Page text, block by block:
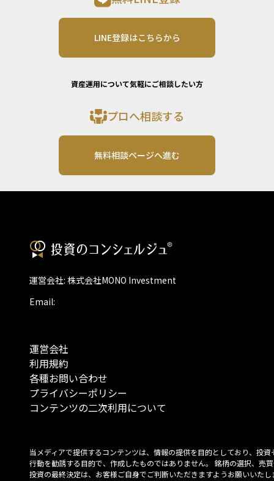
LINE登録はこちらから
資産運用について気軽にご相談したい方
プロへ相談する
無料相談ページへ進む
運営会社: 株式会社MONO Investment
Email:
運営会社
利用規約
各種お問い合わせ
プライバシーポリシー
コンテンツの二次利用について
当メディアで提供するコンテンツは、情報の提供を目的としており、投資
行動を勧誘する目的で、作成したものではありません。 銘柄の選択、売
投資の最終決定は、お客様ご自身でご判断いただきますようお願いいたし